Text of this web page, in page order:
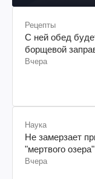
Рецепты
С ней обед
борщевой
Вчера
Наука
Не замерзает
"мертвого
Вчера